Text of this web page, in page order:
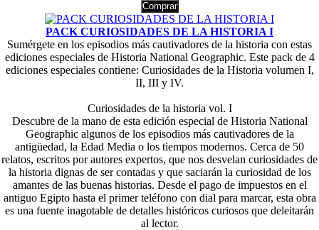
Comprar
PACK CURIOSIDADES DE LA HISTORIA I
Sumérgete en los episodios más cautivadores de la historia con estas
ediciones especiales de Historia National Geographic. Este pack de 4
ediciones especiales contiene: Curiosidades de la Historia volumen I,
II, III y IV.
Curiosidades de la historia vol. I
Descubre de la mano de esta edición especial de Historia National
Geographic algunos de los episodios más cautivadores de la
antigüedad, la Edad Media o los tiempos modernos. Cerca de 50
relatos, escritos por autores expertos, que nos desvelan curiosidades de
la historia dignas de ser contadas y que saciarán la curiosidad de los
amantes de las buenas historias. Desde el pago de impuestos en el
antiguo Egipto hasta el primer teléfono con dial para marcar, esta obra
es una fuente inagotable de detalles históricos curiosos que deleitarán
al lector.